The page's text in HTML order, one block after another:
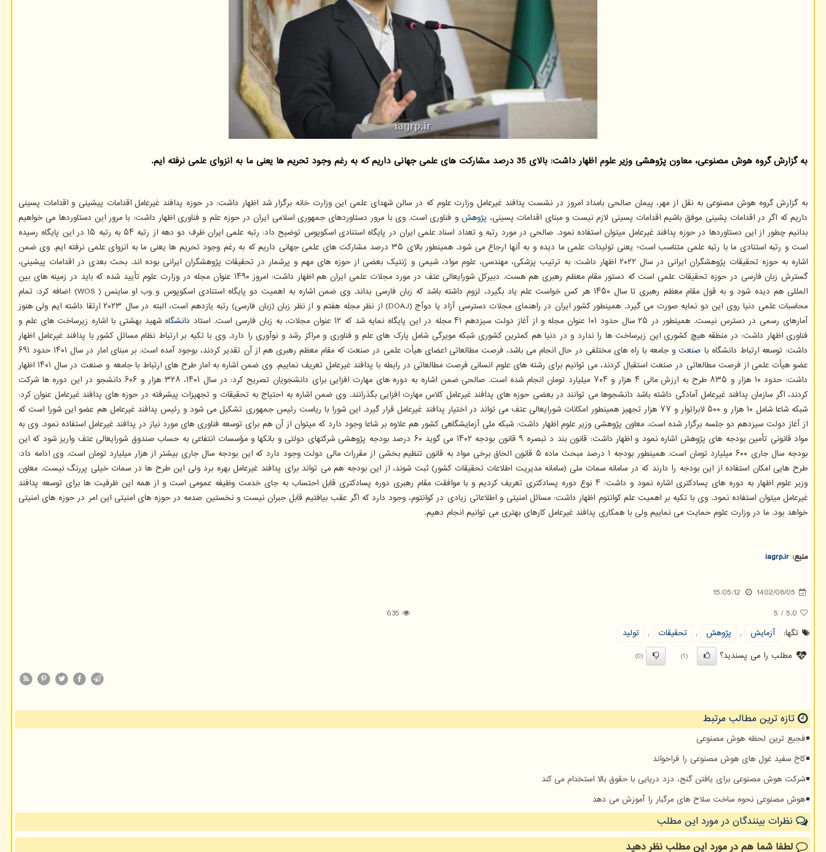
به گزارش گروه هوش مصنوعی، معاون پژوهشی وزیر علوم اظهار داشت: بالای 35 درصد مشارکت های علمی جهانی داریم که به رغم وجود تحریم ها یعنی ما به انزوای علمی نرفته ایم.
به گزارش گروه هوش مصنوعی به نقل از مهر، پیمان صالحی بامداد امروز در نشست پدافند غیرعامل وزارت علوم که در سالن شهدای علمی این وزارت خانه برگزار شد اظهار داشت: در حوزه پدافند غیرعامل اقدامات پیشینی و اقدامات پسینی
داریم که اگر در اقدامات پشینی موفق باشیم اقدامات پسینی لازم نیست و مبنای اقدامات پسینی، پژوهش و فناوری است. وی با مرور دستاوردهای جمهوری اسلامی ایران در حوزه علم و فناوری اظهار داشت: با مرور این دستاوردها می خواهیم
بدانیم چطور از این دستاوردها در حوزه پدافند غیرعامل میتوان استفاده نمود. صالحی در مورد رتبه و تعداد اسناد علمی ایران در پایگاه استنادی اسکوپوس توضیح داد: رتبه علمی ایران ظرف دو دهه از رتبه ۵۴ به رتبه ۱۵ در این پایگاه رسیده
است و رتبه استنادی ما با رتبه علمی متناسب است؛ یعنی تولیدات علمی ما دیده و به آنها ارجاع می شود. همینطور بالای ۳۵ درصد مشارکت های علمی جهانی داریم که به رغم وجود تحریم ها یعنی ما به انزوای علمی نرفته ایم. وی ضمن
اشاره به حوزه تحقیقات پژوهشگران ایرانی در سال ۲۰۲۲ اظهار داشت: به ترتیب پزشکی، مهندسی، علوم مواد، شیمی و ژنتیک بعضی از حوزه های مهم و پرشمار در تحقیقات پژوهشگران ایرانی بوده اند. بحث بعدی در اقدامات پیشینی،
گسترش زبان فارسی در حوزه تحقیقات علمی است که دستور مقام معظم رهبری هم هست. دبیرکل شورایعالی عتف در مورد مجلات علمی ایران هم اظهار داشت: امروز ۱۴۹۰ عنوان مجله در وزارت علوم تأیید شده که باید در زمینه های بین
المللی هم دیده شود و به قول مقام معظم رهبری تا سال ۱۴۵۰ هر کس خواست علم یاد بگیرد، لزوم داشته باشد که زبان فارسی بداند. وی ضمن اشاره به اهمیت دو پایگاه استنادی اسکوپوس و وب او ساینس ( WOS) اضافه کرد: تمام
محاسبات علمی دنیا روی این دو نمایه صورت می گیرد. همینطور کشور ایران در راهنمای مجلات دسترسی آزاد یا دوآج (DOAJ) از نظر مجله هفتم و از نظر زبان (زبان فارسی) رتبه یازدهم است، البته در سال ۲۰۲۳ ارتقا داشته ایم ولی هنوز
آمارهای رسمی در دسترس نیست. همینطور در ۲۵ سال حدود ۱۰۱ عنوان مجله و از آغاز دولت سیزدهم ۴۱ مجله در این پایگاه نمایه شد که ۱۲ عنوان مجلات، به زبان فارسی است. استاد
دانشگاه شهید بهشتی با اشاره زیرساخت های علم و
فناوری اظهار داشت: در منطقه هیچ کشوری این زیرساخت ها را ندارد و در دنیا هم کمترین کشوری شبکه مویرگی شامل پارک های علم و فناوری و مراکز رشد و نوآوری را دارد. وی با تکیه بر ارتباط نظام مسائل کشور با پدافند غیرعامل اظهار
داشت: توسعه ارتباط دانشگاه با صنعت
و جامعه با راه های مختلفی در حال انجام می باشد، فرصت مطالعاتی اعضای هیأت علمی در صنعت که مقام معظم رهبری هم از آن تقدیر کردند، بوجود آمده است. بر مبنای امار در سال ۱۴۰۱ حدود ۶۹۱
عضو هیأت علمی از فرصت مطالعاتی در صنعت استقبال کردند، می توانیم برای رشته های علوم انسانی فرصت مطالعاتی در رابطه با پدافند غیرعامل تعریف نماییم. وی ضمن اشاره به امار طرح های ارتباط با جامعه و صنعت در سال ۱۴۰۱ اظهار
داشت: حدود ۱۰ هزار و ۸۳۵ طرح به ارزش مالی ۴ هزار و ۷۰۴ میلیارد تومان انجام شده است. صالحی ضمن اشاره به دوره های مهارت افزایی برای دانشجویان تصریح کرد: در سال ۱۴۰۱، ۳۲۸ هزار و ۶۰۶ دانشجو در این دوره ها شرکت
کردند، اگر سازمان پدافند غیرعامل آمادگی داشته باشد دانشجوها می توانند در بعضی حوزه های پدافند غیرعامل کلاس مهارت افزایی بگذرانند. وی ضمن اشاره به احتیاج به تحقیقات و تجهیزات پیشرفته در حوزه های پدافند غیرعامل عنوان کرد:
شبکه شاعا شامل ۱۰ هزار و ۵۰۰ لابراتوار و ۷۷ هزار تجهیز همینطور امکانات شورایعالی عتف می تواند در اختیار پدافند غیرعامل قرار گیرد. این شورا با ریاست رئیس جمهوری تشکیل می شود و رئیس پدافند غیرعامل هم عضو این شورا است که
از آغاز دولت سیزدهم دو جلسه برگزار شده است. معاون پژوهشی وزیر علوم اظهار داشت: شبکه ملی آزمایشگاهی کشور هم علاوه بر شاعا وجود دارد که میتوان از آن هم برای توسعه فناوری های مورد نیاز در پدافند غیرعامل استفاده نمود. وی به
مواد قانونی تأمین بودجه های پژوهش اشاره نمود و اظهار داشت: قانون بند د تبصره ۹ قانون بودجه ۱۴۰۲ می گوید ۶۰ درصد بودجه پژوهشی شرکتهای دولتی و بانکها و مؤسسات انتفاعی به حساب صندوق شورایعالی عتف واریز شود که این
بودجه سال جاری ۶۰۰ میلیارد تومان است. همینطور بودجه ۱ درصد مبحث ماده ۵ قانون الحاق برخی مواد به قانون تنظیم بخشی از مقررات مالی دولت وجود دارد که این بودجه سال جاری بیشتر از هزار میلیارد تومان است. وی ادامه داد:
طرح هایی امکان استفاده از این بودجه را دارند که در سامانه سمات ملی (سامانه مدیریت اطلاعات تحقیقات کشور) ثبت شوند، از این بودجه هم می تواند برای پدافند غیرعامل بهره برد ولی این طرح ها در سمات خیلی پررنگ نیست. معاون
وزیر علوم اظهار به دوره های پسادکتری اشاره نمود و داشت: ۴ نوع دوره پسادکتری تعریف کردیم و با موافقت مقام رهبری دوره پسادکتری قابل احتساب به جای خدمت وظیفه عمومی است و از همه این ظرفیت ها برای توسعه پدافند
غیرعامل میتوان استفاده نمود. وی با تکیه بر اهمیت علم کوانتوم اظهار داشت: مسائل امنیتی و اطلاعاتی زیادی در کوانتوم، وجود دارد که اگر عقب بیافتیم قابل جبران نیست و نخستین صدمه در حوزه های امنیتی این امر در حوزه های امنیتی
خواهد بود. ما در وزارت علوم حمایت می نماییم ولی با همکاری پدافند غیرعامل کارهای بهتری می توانیم انجام دهیم.
منبع: iagrp.ir
1402/08/05
15:05:12
5.0
/
5
635
تگها:
آزمایش , پژوهش , تحقیقات ,
تولید
مطلب را می پسندید؟
(1)
(0)
تازه ترین مطالب مرتبط
فجیع ترین لحظه هوش مصنوعی
کاخ سفید غول های هوش مصنوعی را فراخواند
شرکت هوش مصنوعی برای یافتن گنج، دزد دریایی با حقوق بالا استخدام می کند
هوش مصنوعی نحوه ساخت سلاح های مرگبار را آموزش می دهد
نظرات بینندگان در مورد این مطلب
لطفا شما همدر مورد این مطلبنظر دهید